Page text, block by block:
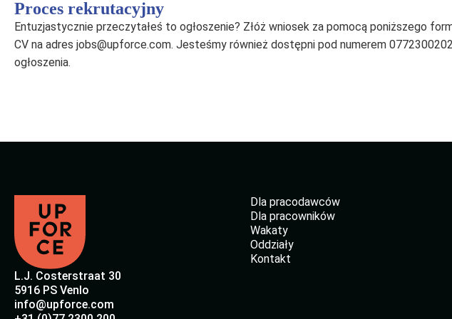
Proces rekrutacyjny
Entuzjastycznie przeczytałeś to ogłoszenie? Złóż wniosek za pomocą poniższego
CV na adres jobs@upforce.com. Jesteśmy również dostępni pod numerem
ogłoszenia.
L.J. Costerstraat 30
5916 PS Venlo
info@upforce.com
Dla pracodawców
Dla pracowników
Wakaty
Oddziały
Kontakt